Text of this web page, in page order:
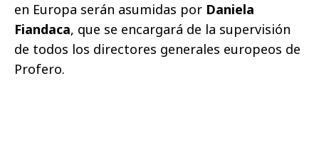
en Europa serán asumidas por Daniela
Fiandaca, que se encargará de la supervisión
de todos los directores generales europeos de
Profero.